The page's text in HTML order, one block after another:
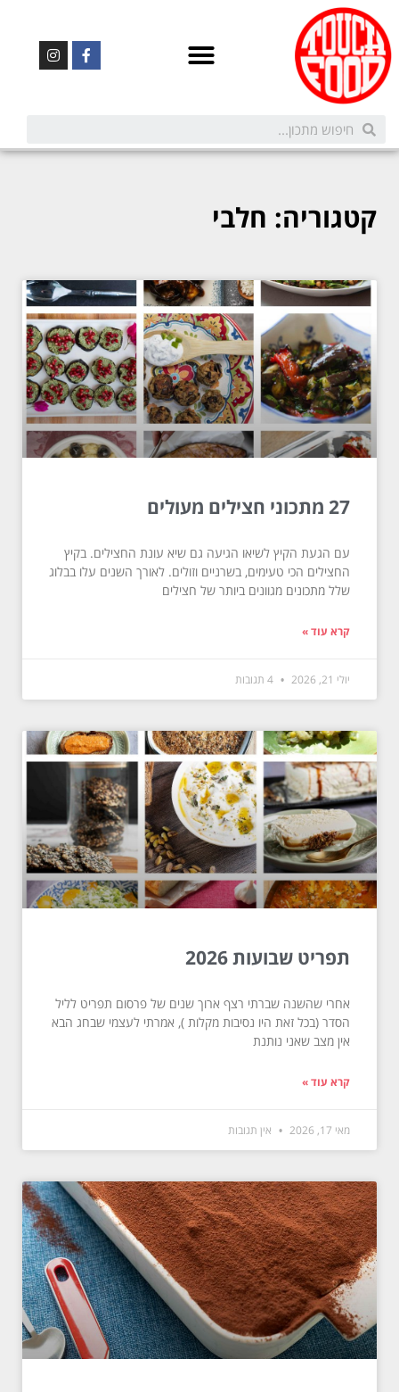
קטגוריה: חלבי
27 מתכוני חצילים מעולים
עם הגעת הקיץ לשיאו הגיעה גם שיא עונת החצילים. בקיץ
החצילים הכי טעימים, בשרניים וזולים. לאורך השנים עלו בבלוג
שלל מתכונים מגוונים ביותר של חצילים
קרא עוד »
יולי 21, 2026
תפריט שבועות 2026
אחרי שהשנה שברתי רצף ארוך שנים של פרסום תפריט לליל
הסדר (בכל זאת היו נסיבות מקלות ), אמרתי לעצמי שבחג הבא
אין מצב שאני נותנת
קרא עוד »
מאי 17, 2026 אין תגובות